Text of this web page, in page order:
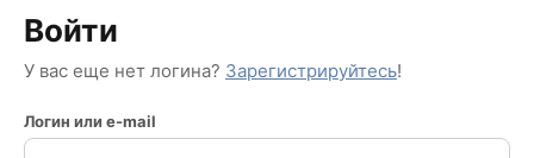
Войти
У вас еще нет логина? Зарегистрируйтесь!
Логин или e-mail